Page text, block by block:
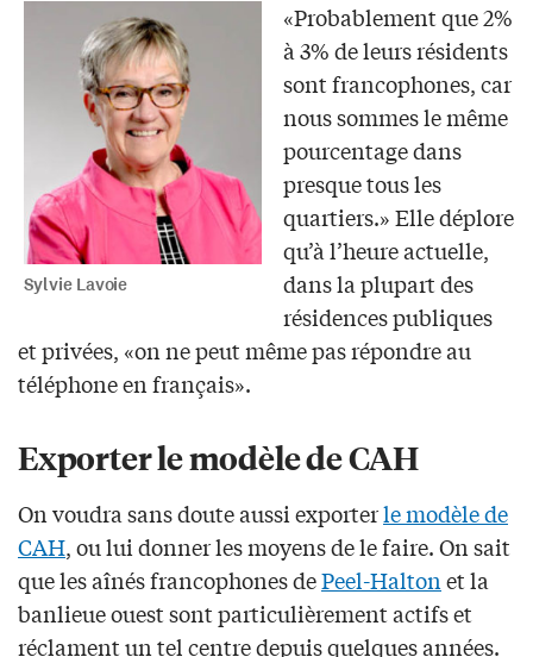
Sylvie Lavoie
«Probablement que 2%
à 3% de leurs résidents
sont francophones, car
nous sommes le même
pourcentage dans
presque tous les
quartiers.» Elle déplore
qu’à l’heure actuelle,
dans la plupart des
résidences publiques
et privées, «on ne peut même pas répondre au
téléphone en français».
Exporter le modèle de CAH
On voudra sans doute aussi exporterle modèle de
CAH, ou lui donner les moyens de le faire. On sait
que les aînés francophones dePeel-Haltonet la
banlieue ouest sont particulièrement actifs et
réclament un tel centre depuis quelques années.